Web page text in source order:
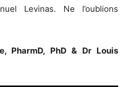
Levinas. Ne l’oublions
PharmD, PhD & Dr Louis